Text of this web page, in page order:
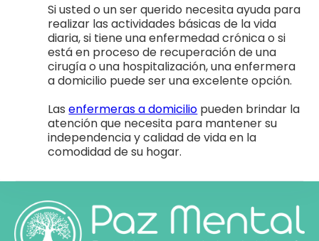
Si usted o un ser querido necesita ayuda para
realizar las actividades básicas de la vida
diaria, si tiene una enfermedad crónica o si
está en proceso de recuperación de una
cirugía o una hospitalización, una enfermera
a domicilio puede ser una excelente opción.
Lasenfermeras a domicilio pueden brindar la
atención que necesita para mantener su
independencia y calidad de vida en la
comodidad de su hogar.